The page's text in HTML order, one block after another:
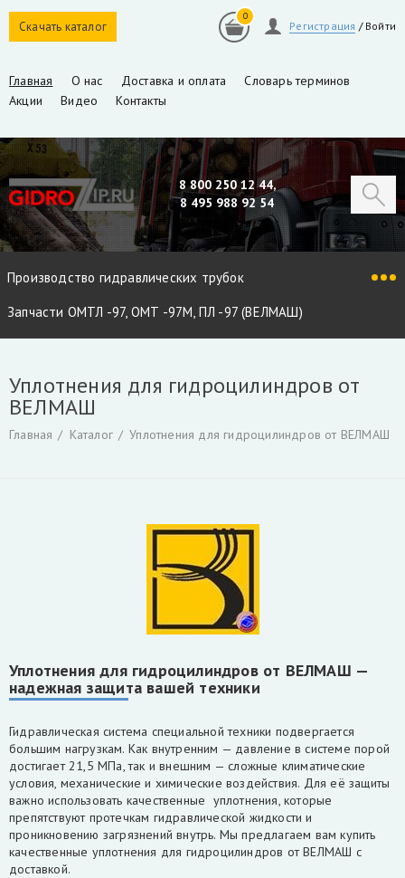
Скачать каталог Регистрация / Войти
0
Главная О нас Доставка и оплата
Словарь терминов
Акции
Видео Контакты
8 800 250 12 44,
8 495 988 92 54
Производство гидравлических трубок
Запчасти ОМТЛ -97, ОМТ -97М, ПЛ -97 (ВЕЛМАШ)
Запчасти Майман 90, 100, 110 / Атлант 90, 100
Гидроцилиндры
Коробка отбора мощности КАМАЗ и другие
РВД производство, ремонт, продажа
Инструмент для разделки кабеля
Гидроцилиндры Fuchs
Уплотнения для гидроцилиндров от
ВЕЛМАШ
Главная Каталог Уплотнения для гидроцилиндров от ВЕЛМАШ
Уплотнения для гидроцилиндров от ВЕЛМАШ —
надежная защита вашей техники
Гидравлическая система специальной техники подвергается
большим нагрузкам. Как внутренним — давление в системе порой
достигает 21,5 МПа, так и внешним — сложные климатические
условия, механические и химические воздействия. Для её защиты
важно использовать качественные уплотнения, которые
препятствуют протечкам гидравлической жидкости и
проникновению загрязнений внутрь. Мы предлагаем вам купить
качественные уплотнения для гидроцилиндров от ВЕЛМАШ с
доставкой.